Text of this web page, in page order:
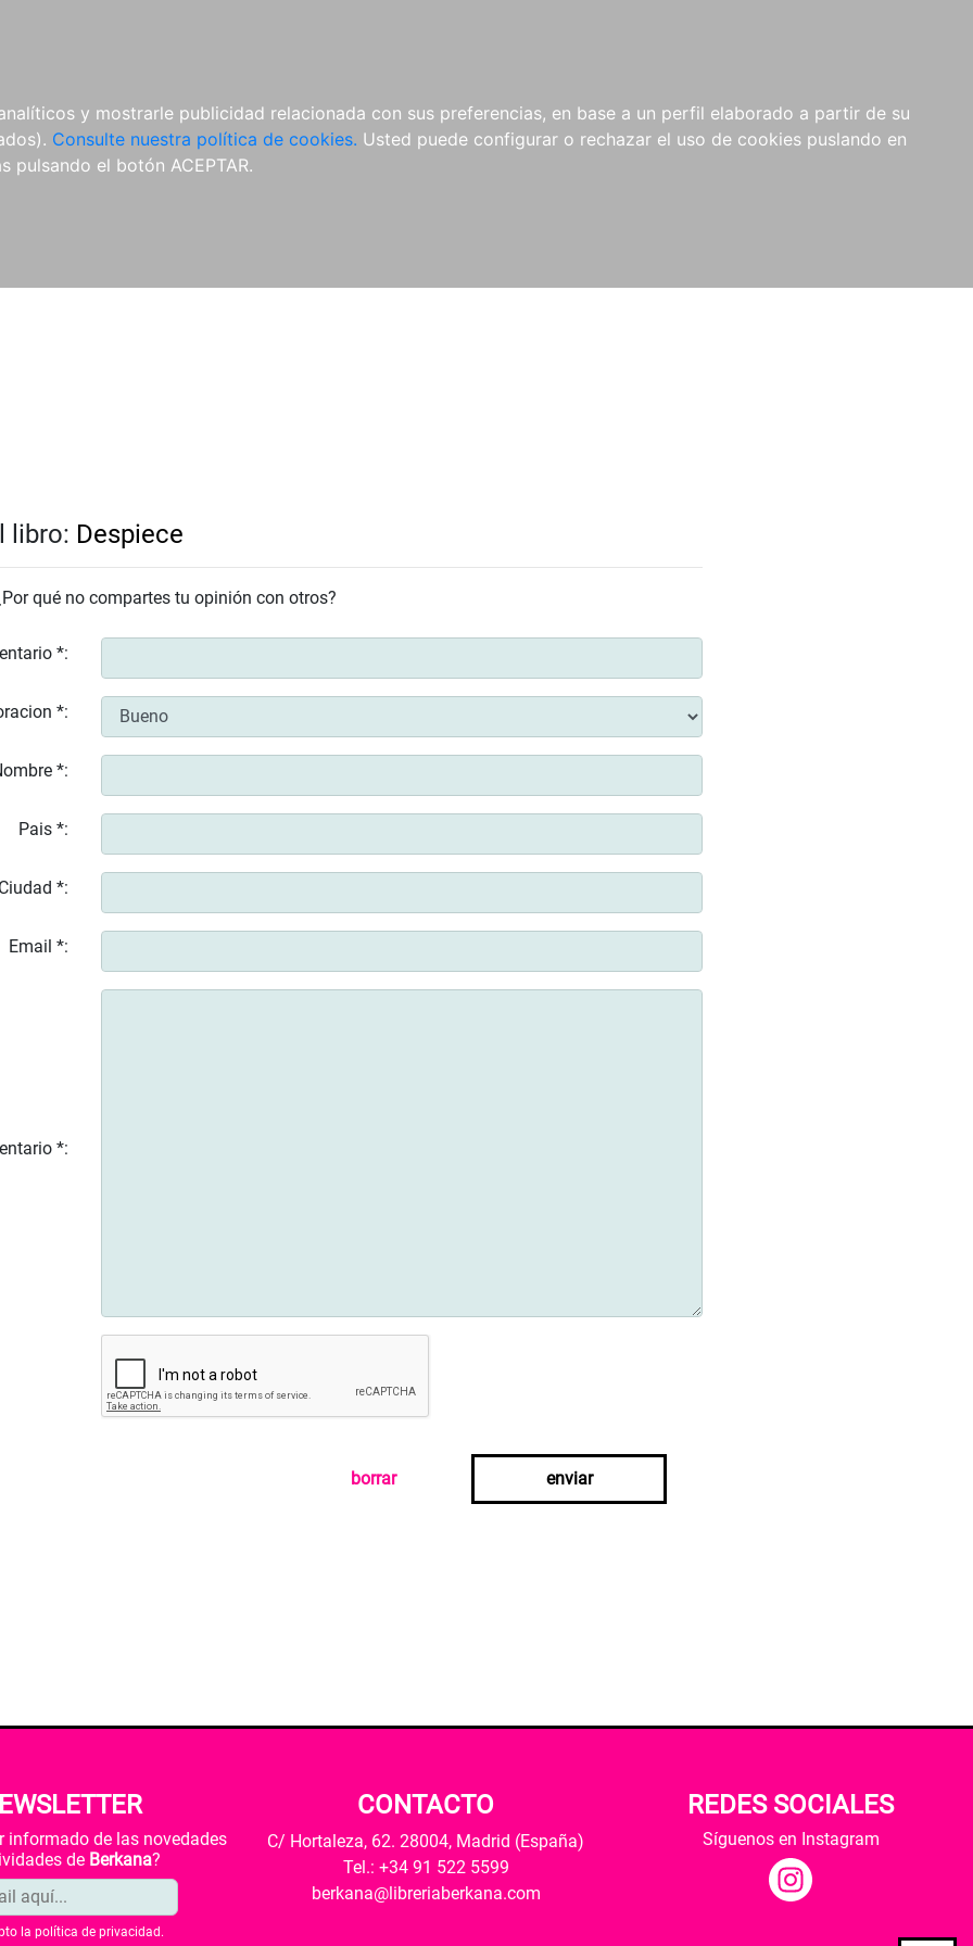
y mostrarle publicidad relacionada con sus preferencias, en base a un perfil elaborado a partir de su
Consulte nuestra política de cookies. Usted puede configurar o rechazar el uso de cookies puslando en
pulsando el botón ACEPTAR.
libro: Despiece
qué no compartes tu opinión con otros?
*:
*:
*:
Pais *:
*:
Email *:
*:
borrar enviar
informado de las novedades
de Berkana?
la política de privacidad .
CONTACTO
C/ Hortaleza, 62. 28004, Madrid (España)
Tel.: +34 91 522 5599
berkana@libreriaberkana.com
REDES SOCIALES
Síguenos en Instagram